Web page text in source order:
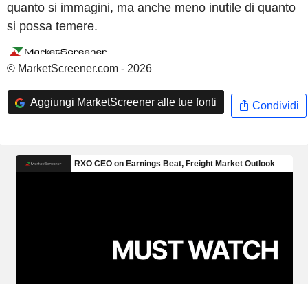
quanto si immagini, ma anche meno inutile di quanto
si possa temere.
© MarketScreener.com - 2026
Aggiungi MarketScreener alle tue fonti Condividi